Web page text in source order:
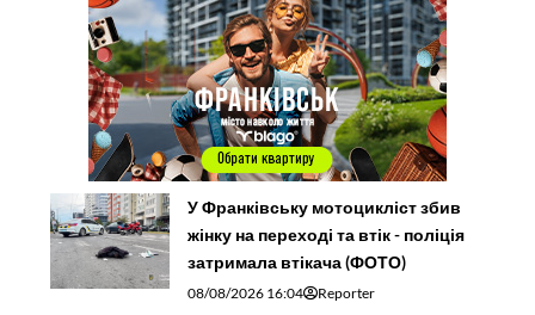
У Франківську мотоцикліст збив
жінку на переході та втік - поліція
затримала втікача (ФОТО)
08/08/2026 16:04 Reporter